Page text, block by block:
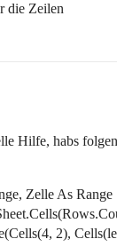
die Zeilen
Hilfe, habs
Zelle As Range
2),